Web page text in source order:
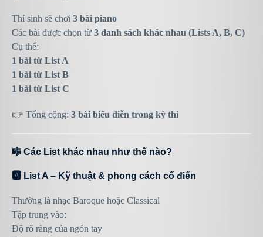
Thí sinh sẽ chơi 3 bài piano
Các bài được chọn từ 3 danh sách khác nhau (Lists A, B, C)
Cụ thể:
1 bài từ List A
1 bài từ List B
1 bài từ List C
👉 Tổng cộng: 3 bài biểu diễn trong kỳ thi
🎼 Các List khác nhau như thế nào?
🅰️ List A – Kỹ thuật & phong cách cổ điển
Thường là nhạc Baroque hoặc Classical
Tập trung vào:
Độ rõ ràng của ngón tay